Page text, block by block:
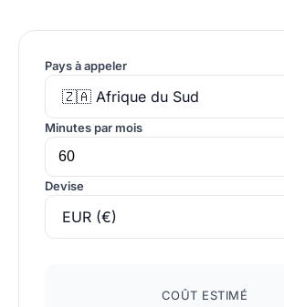
Pays à appeler
Minutes par mois
Devise
COÛT ESTIMÉ